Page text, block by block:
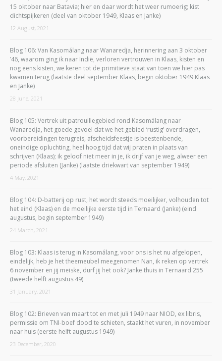
15 oktober naar Batavia; hier en daar wordt het weer rumoerig; kist
dichtspijkeren (deel van oktober 1949, Klaas en Janke)
12 August, 2021
Blog 106: Van Kasomálang naar Wanaredja, herinnering aan 3 oktober
’46, waarom ging ik naar Indië, verloren vertrouwen in Klaas, kisten en
nog eens kisten, we keren tot de primitieve staat van toen we hier pas
kwamen terug (laatste deel september Klaas, begin oktober 1949 Klaas
en Janke)
28 June, 2021
Blog 105: Vertrek uit patrouillegebied rond Kasomálang naar
Wanaredja, het goede gevoel dat we het gebied ‘rustig’ overdragen,
voorbereidingen terugreis, afscheidsfeestje is beestenbende,
oneindige opluchting, heel hoog tijd dat wij praten in plaats van
schrijven (Klaas); ik geloof niet meer in je, ik drijf van je weg, alweer een
periode afsluiten (Janke) (laatste driekwart van september 1949)
4 May, 2021
Blog 104: D-batterij op rust, het wordt steeds moeilijker, volhouden tot
het eind (Klaas) en de moeilijke eerste tijd in Ternaard (Janke) (eind
augustus, begin september 1949)
24 March, 2021
Blog 103: Klaas is terug in Kasomálang, voor ons is het nu afgelopen,
eindelijk, heb je het theemeubel meegenomen Nan, ik reken op vertrek
6 november en jij meiske, durf jij het ook? Janke thuis in Ternaard 255
(tweede helft augustus 49)
31 January, 2021
Blog 102: Brieven van maart tot en met juli 1949 naar NIOD, ex libris,
permissie om TNI-boef dood te schieten, staakt het vuren, in november
naar huis (eerste helft augustus 1949)
23 December, 2020